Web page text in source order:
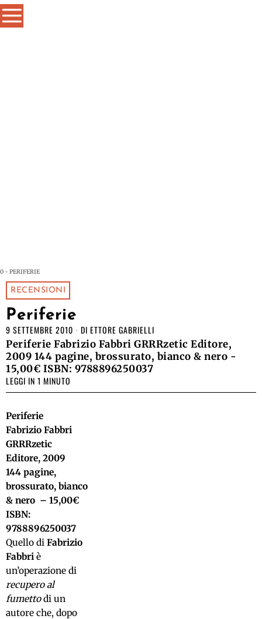
0 - PERIFERIE
RECENSIONI
Periferie
9 SETTEMBRE 2010 DI ETTORE GABRIELLI
Periferie Fabrizio Fabbri GRRRzetic Editore,
2009 144 pagine, brossurato, bianco & nero -
15,00€ ISBN: 9788896250037
LEGGI IN 1 MINUTO
Periferie
Fabrizio Fabbri
GRRRzetic
Editore, 2009
144 pagine,
brossurato, bianco
& nero – 15,00€
ISBN:
9788896250037
Quello di Fabrizio
Fabbri è
un’operazione di
recupero al
fumettodi un
autore che, dopo